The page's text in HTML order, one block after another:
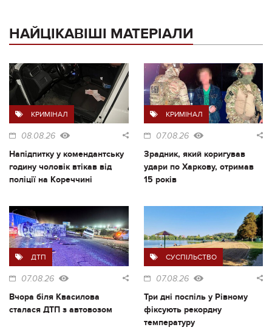
НАЙЦІКАВІШІ МАТЕРІАЛИ
КРИМІНАЛ
08.08.26
Напідпитку у комендантську
годину чоловік втікав від
поліції на Кореччині
КРИМІНАЛ
07.08.26
Зрадник, який коригував
удари по Харкову, отримав
15 років
ДТП
07.08.26
Вчора біля Квасилова
сталася ДТП з автовозом
СУСПІЛЬСТВО
07.08.26
Три дні поспіль у Рівному
фіксують рекордну
температуру